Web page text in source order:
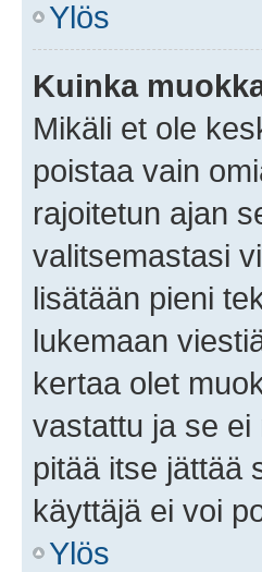
Ylös
Kuinka
Mikäli et ole
poistaa vain
rajoitetun ajan
valitsemastasi
lisätään pieni
lukemaan
kertaa olet
vastattu ja se ei
pitää itse jättää
käyttäjä ei voi
Ylös